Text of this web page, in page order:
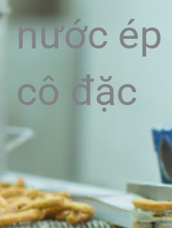
nước ép
cô đặc